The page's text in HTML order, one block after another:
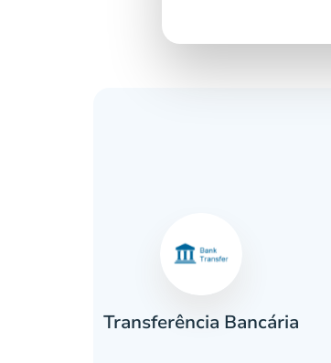
Transferência Bancária